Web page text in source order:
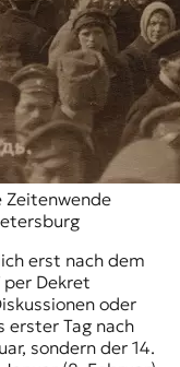
Zeitenwende
erst nach dem
per Dekret
oder
erster Tag nach
sondern der 14.